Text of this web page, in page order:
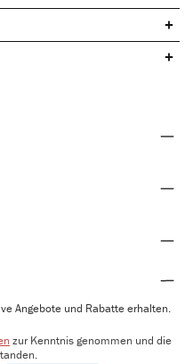
höheren Stoffgewichts (180
Angebote und Rabatte erhalten.
zur Kenntnis genommen und die